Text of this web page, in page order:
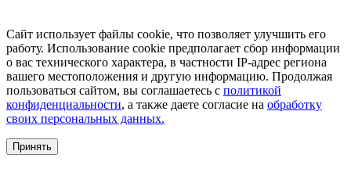
Сайт использует файлы cookie, что позволяет улучшить его
работу. Использование cookie предполагает сбор информации
о вас технического характера, в частности IP-адрес региона
вашего местоположения и другую информацию. Продолжая
пользоваться сайтом, вы соглашаетесь с политикой
конфиденциальности, а также даете согласие на обработку
своих персональных данных.
Принять